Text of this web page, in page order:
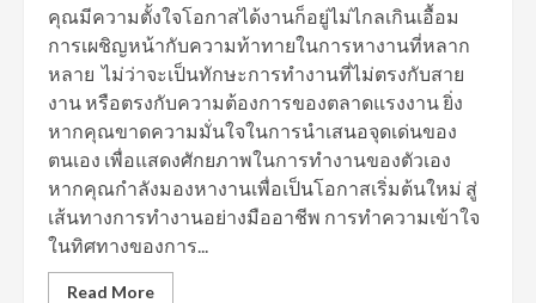
คุณมีความตั้งใจโอกาสได้งานก็อยู่ไม่ไกลเกินเอื้อม
การเผชิญหน้ากับความท้าทายในการหางานที่หลาก
หลาย ไม่ว่าจะเป็นทักษะการทำงานที่ไม่ตรงกับสาย
งาน หรือตรงกับความต้องการของตลาดแรงงาน ยิ่ง
หากคุณขาดความมั่นใจในการนำเสนอจุดเด่นของ
ตนเอง เพื่อแสดงศักยภาพในการทำงานของตัวเอง
หากคุณกำลังมองหางานเพื่อเป็นโอกาสเริ่มต้นใหม่ สู่
เส้นทางการทำงานอย่างมืออาชีพ การทำความเข้าใจ
ในทิศทางของการ...
Read More